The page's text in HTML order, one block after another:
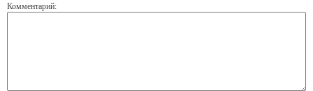
Комментарий: